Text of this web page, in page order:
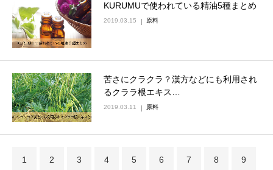
KURUMUで使われている精油5種まとめ
2019.03.15 原料
苦さにクラクラ？漢方などにも利用され
るクララ根エキス…
2019.03.11 原料
1 2 3 4 5 6 7 8 9